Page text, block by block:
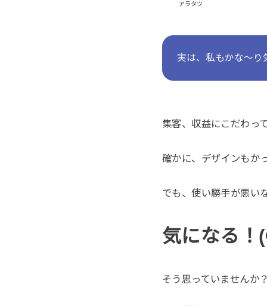
アラタツ
実は、私もかな〜り
集客、収益にこだわっ
確かに、デザインもか
でも、使い勝手が悪い
気になる
そう思っていませんか